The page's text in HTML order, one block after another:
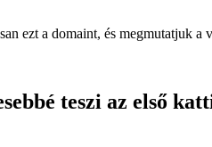
ezt a domaint, és megmutatjuk a
teszi az első